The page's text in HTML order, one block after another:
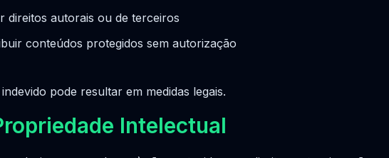
direitos autorais ou de terceiros
conteúdos protegidos sem autorização
pode resultar em medidas legais.
Intelectual